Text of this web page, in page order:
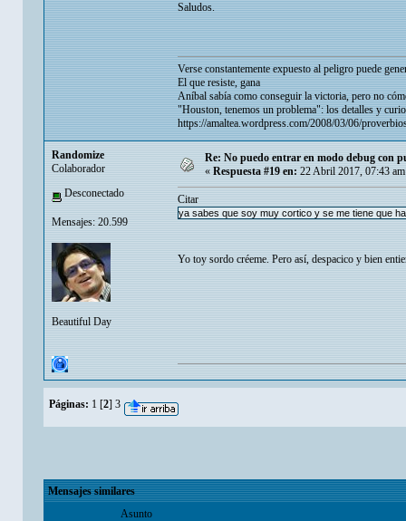
Saludos.
Verse constantemente expuesto al peligro puede
El que resiste, gana
Aníbal sabía como conseguir la victoria, pero no
"Houston, tenemos un problema": los detalles y
https://amaltea.wordpress.com/2008/03/06/
Randomize
Colaborador
Desconectado
Mensajes: 20.599
Beautiful Day
Re: No puedo entrar en modo debug con
« Respuesta #19 en: 22 Abril 2017, 07:43
Citar
ya sabes que soy muy cortico y se me tiene que
Yo toy sordo créeme. Pero así, despacico y bien
Páginas: 1 [2] 3
Mensajes similares
Asunto